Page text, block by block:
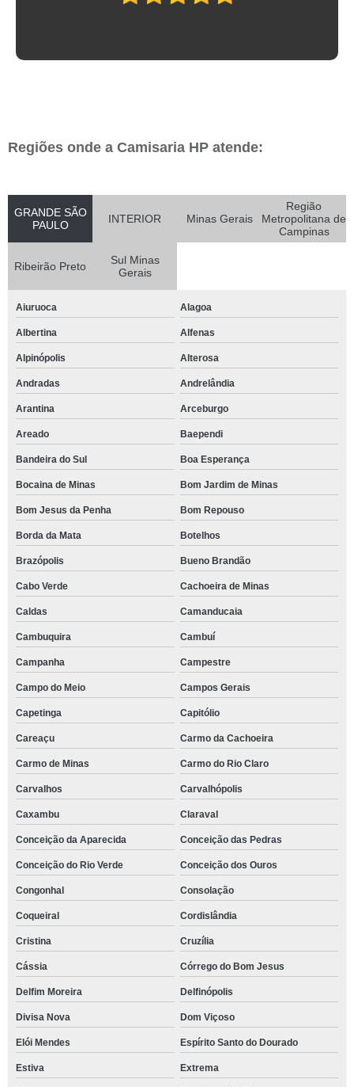
Regiões onde a Camisaria HP atende:
GRANDE SÃO
PAULO
INTERIOR Minas Gerais
Região
Metropolitana de
Campinas
Ribeirão Preto
Sul Minas
Gerais
Aiuruoca Alagoa
Albertina Alfenas
Alpinópolis Alterosa
Andradas Andrelândia
Arantina Arceburgo
Areado Baependi
Bandeira do Sul Boa Esperança
Bocaina de Minas Bom Jardim de Minas
Bom Jesus da Penha Bom Repouso
Borda da Mata Botelhos
Brazópolis Bueno Brandão
Cabo Verde Cachoeira de Minas
Caldas Camanducaia
Cambuquira Cambuí
Campanha Campestre
Campo do Meio Campos Gerais
Capetinga Capitólio
Careaçu Carmo da Cachoeira
Carmo de Minas Carmo do Rio Claro
Carvalhos Carvalhópolis
Caxambu Claraval
Conceição da Aparecida Conceição das Pedras
Conceição do Rio Verde Conceição dos Ouros
Congonhal Consolação
Coqueiral Cordislândia
Cristina Cruzília
Cássia Córrego do Bom Jesus
Delfim Moreira Delfinópolis
Divisa Nova Dom Viçoso
Elói Mendes Espírito Santo do Dourado
Estiva Extrema